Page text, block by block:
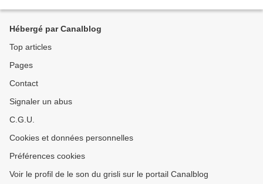
Hébergé par Canalblog
Top articles
Pages
Contact
Signaler un abus
C.G.U.
Cookies et données personnelles
Préférences cookies
Voir le profil de le son du grisli sur le portail Canalblog